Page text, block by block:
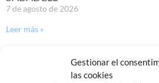
Gestionar el
las cookies
7 de agosto de 2026
Leer más »
GASTÓN VALLES, NUEVO